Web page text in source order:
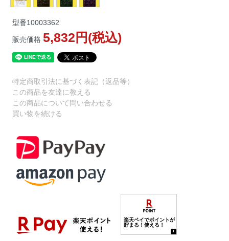
型番10003362
販売価格5,832円(税込)
特定商取引法に基づく表記（返品等）
この商品を友達に教える
この商品について問い合わせる
買い物を続ける